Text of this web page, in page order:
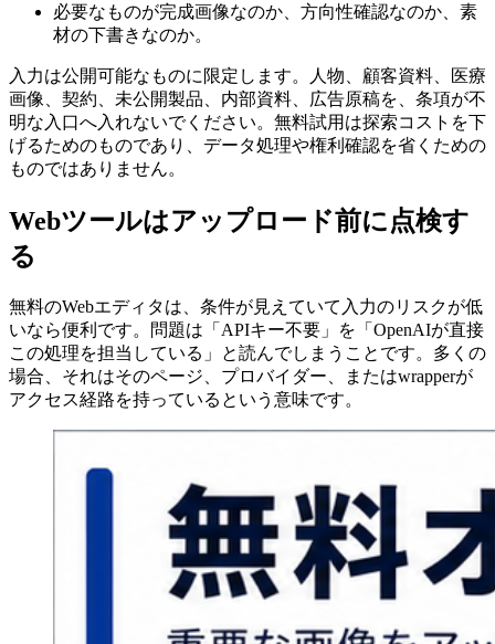
必要なものが完成画像なのか、方向性確認なのか、素
材の下書きなのか。
入力は公開可能なものに限定します。人物、顧客資料、医療
画像、契約、未公開製品、内部資料、広告原稿を、条項が不
明な入口へ入れないでください。無料試用は探索コストを下
げるためのものであり、データ処理や権利確認を省くための
ものではありません。
Webツールはアップロード前に点検す
る
無料のWebエディタは、条件が見えていて入力のリスクが低
いなら便利です。問題は「APIキー不要」を「OpenAIが直接
この処理を担当している」と読んでしまうことです。多くの
場合、それはそのページ、プロバイダー、またはwrapperが
アクセス経路を持っているという意味です。